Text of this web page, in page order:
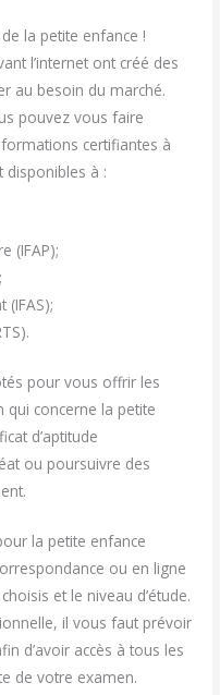
la petite enfance !
l’internet ont créé des
au besoin du marché.
pouvez vous faire
certifiantes à
disponibles à :
(IFAP);
(IFAS);
pour vous offrir les
concerne la petite
d’aptitude
ou poursuivre des
la petite enfance
ou en ligne
et le niveau d’étude.
il vous faut prévoir
d’avoir accès à tous les
de votre examen.